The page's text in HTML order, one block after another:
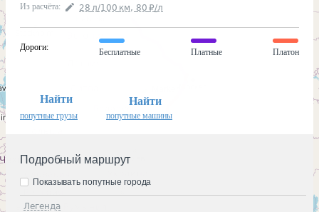
Из расчёта: 28 л/100 км, 80 ₽/л
Дороги:
Бесплатные Платные Платон
Найти
попутные грузы
Найти
попутные машины
Подробный маршрут
Легенда
Показывать попутные города